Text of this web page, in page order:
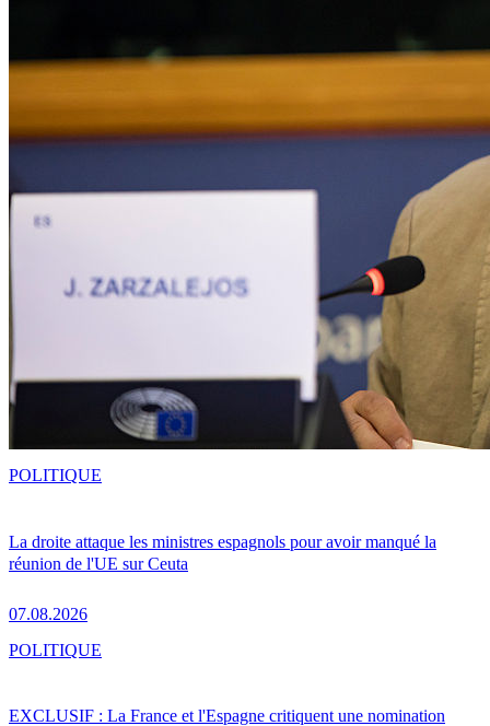
La droite attaque les ministres espagnols pour avoir manqué la
réunion de l'UE sur Ceuta
07.08.2026
POLITIQUE
EXCLUSIF : La France et l'Espagne critiquent une nomination
POLITIQUE